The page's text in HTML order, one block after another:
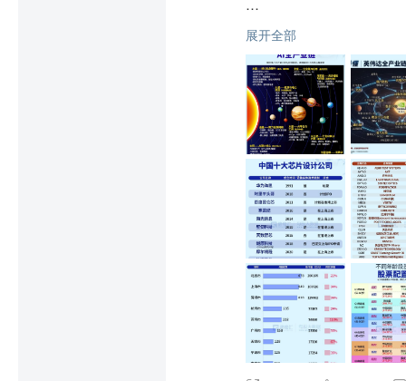
宏观策略分析奖项第一名
刘高畅先生，更邀请了几
接、大模型，乃至未来物
我们等待你的到来！我们
6月29日，深圳，我们不
$纳斯达克综合指数
原来的碳基人时代已经崩
的学习、你的专业或者职
但从最后一张图（美国标
悦和财富，而是手足无
但时代车轮没有温情，它
如果你愿意留在原地，那
展开全部